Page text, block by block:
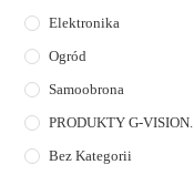
Elektronika
Ogród
Samoobrona
PRODUKTY G-VISION.
Bez Kategorii